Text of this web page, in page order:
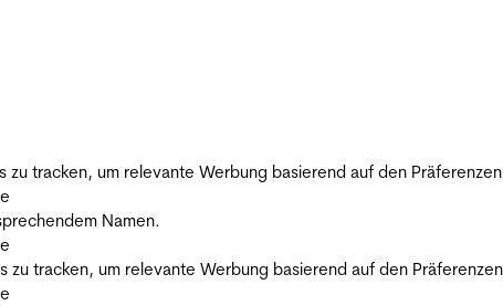
tracken, um relevante Werbung basierend auf den
Namen.
tracken, um relevante Werbung basierend auf den